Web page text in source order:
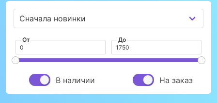
От До
В наличии На заказ